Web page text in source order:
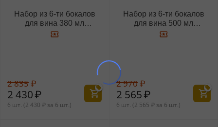
Набор из 6-ти бокалов
для вина 380 мл
WL‑888018/6A
2 835₽
2 430₽
6 шт. (2 430 ₽ за 6 шт.)
Набор из 6-ти бокалов
для вина 500 мл
WL‑888019/6A
2 970₽
2 565₽
6 шт. (2 565 ₽ за 6 шт.)